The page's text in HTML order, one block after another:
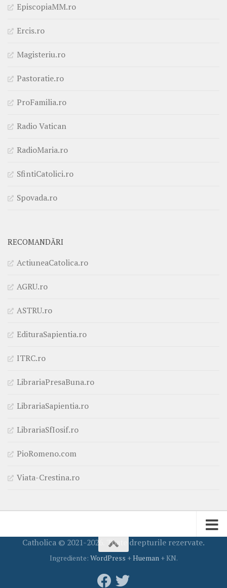
EpiscopiaMM.ro
Ercis.ro
Magisteriu.ro
Pastoratie.ro
ProFamilia.ro
Radio Vatican
RadioMaria.ro
SfintiCatolici.ro
Spovada.ro
RECOMANDĂRI
ActiuneaCatolica.ro
AGRU.ro
ASTRU.ro
EdituraSapientia.ro
ITRC.ro
LibrariaPresaBuna.ro
LibrariaSapientia.ro
LibrariaSfIosif.ro
PioRomeno.com
Viata-Crestina.ro
Catholica © 2021-2026. Toate drepturile rezervate.
Ingrediente: WordPress +Hueman + KN.